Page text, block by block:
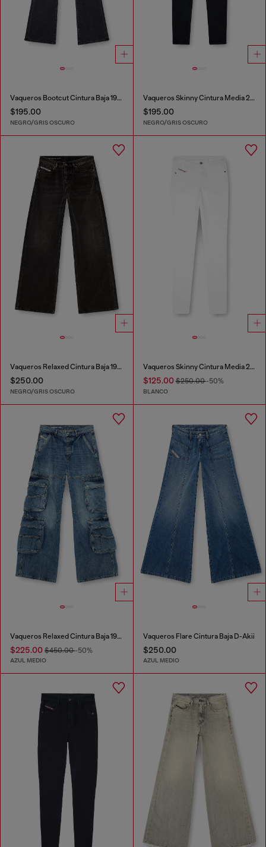
Vaqueros Bootcut Cintura Baja 1969 D-Ebbey
$195.00
NEGRO/GRIS OSCURO
Vaqueros Skinny Cintura Media 2017 Slandy
$195.00
NEGRO/GRIS OSCURO
Vaqueros Relaxed Cintura Baja 1996 D-Sire
$250.00
NEGRO/GRIS OSCURO
Vaqueros Skinny Cintura Media 2017 Slandy
$125.00$250.00-50%
BLANCO
Vaqueros Relaxed Cintura Baja 1996 D-Sire
$225.00 $450.00-50%
AZUL MEDIO
Vaqueros Flare Cintura Baja D-Akii
$250.00
AZUL MEDIO